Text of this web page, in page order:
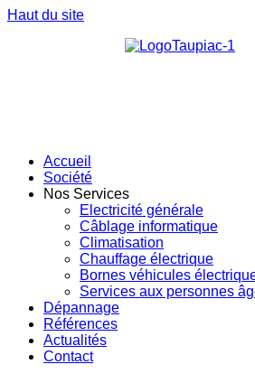
Haut du site
Accueil
Société
Nos Services
Electricité générale
Câblage informatique
Climatisation
Chauffage électrique
Bornes véhicules
Services aux personnes
Dépannage
Références
Actualités
Contact